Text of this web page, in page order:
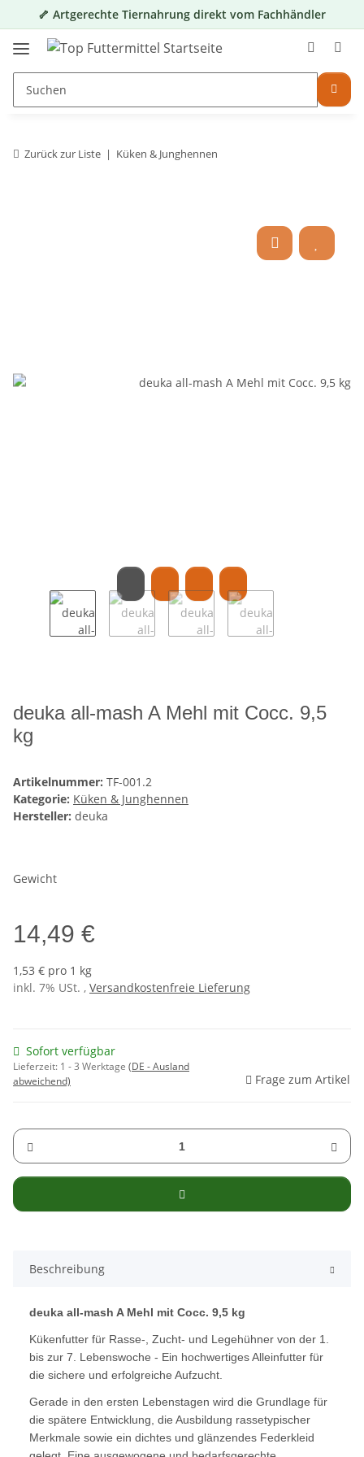
🦴 Artgerechte Tiernahrung direkt vom Fachhändler
Zurück zur Liste Küken & Junghennen
deuka all-mash A Mehl mit Cocc. 9,5
kg
Artikelnummer: TF-001.2
Kategorie: Küken & Junghennen
Hersteller: deuka
Gewicht
14,49 €
1,53 € pro 1 kg
inkl. 7% USt. , Versandkostenfreie Lieferung
Sofort verfügbar
Lieferzeit: 1 - 3 Werktage (DE - Ausland
abweichend)
Frage zum Artikel
Beschreibung
deuka all-mash A Mehl mit Cocc. 9,5 kg
Kükenfutter für Rasse-, Zucht- und Legehühner von der 1.
bis zur 7. Lebenswoche - Ein hochwertiges Alleinfutter für
die sichere und erfolgreiche Aufzucht.
Gerade in den ersten Lebenstagen wird die Grundlage für
die spätere Entwicklung, die Ausbildung rassetypischer
Merkmale sowie ein dichtes und glänzendes Federkleid